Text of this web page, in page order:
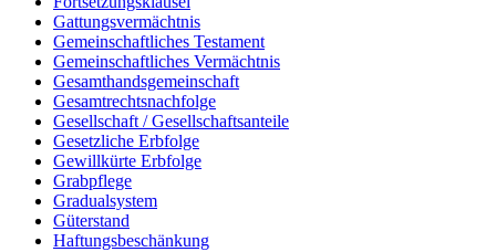
Gattungsvermächtnis
Gemeinschaftliches Testament
Gemeinschaftliches Vermächtnis
Gesamthandsgemeinschaft
Gesamtrechtsnachfolge
Gesellschaft / Gesellschaftsanteile
Gesetzliche Erbfolge
Gewillkürte Erbfolge
Grabpflege
Gradualsystem
Güterstand
Haftungsbeschänkung